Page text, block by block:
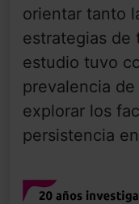
orientar tanto
estrategias de
estudio tuvo
prevalencia
explorar los
persistencia